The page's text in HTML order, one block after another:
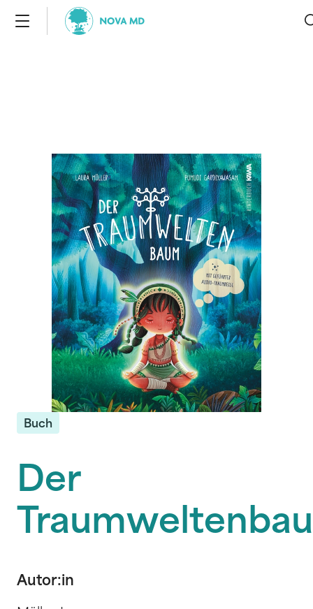
Buch
Der
Autor:in